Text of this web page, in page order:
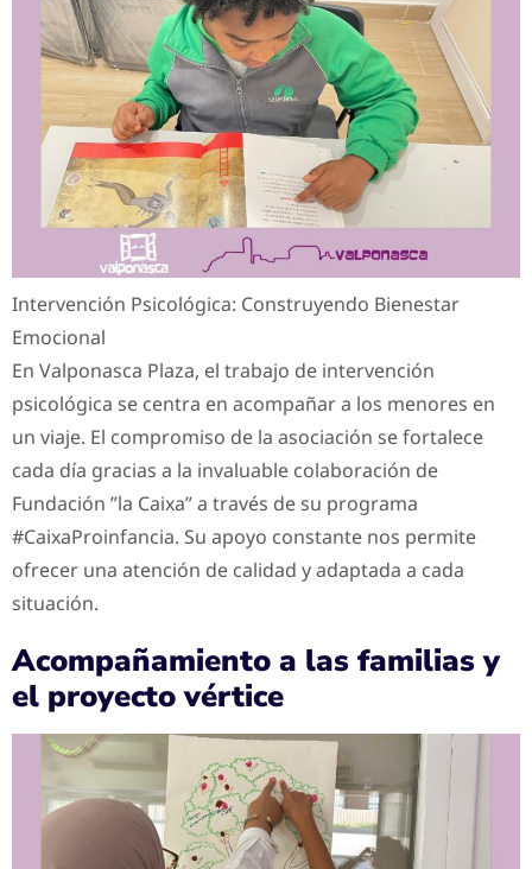
Intervención Psicológica: Construyendo Bienestar
Emocional
En Valponasca Plaza, el trabajo de intervención
psicológica se centra en acompañar a los menores en
un viaje. El compromiso de la asociación se fortalece
cada día gracias a la invaluable colaboración de
Fundación ”la Caixa” a través de su programa
#CaixaProinfancia. Su apoyo constante nos permite
ofrecer una atención de calidad y adaptada a cada
situación.
Acompañamiento a las familias y
el proyecto vértice